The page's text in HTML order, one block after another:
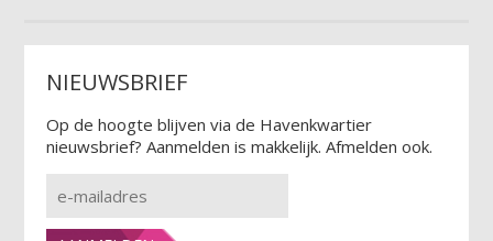
NIEUWSBRIEF
Op de hoogte blijven via de Havenkwartier
nieuwsbrief? Aanmelden is makkelijk. Afmelden ook.